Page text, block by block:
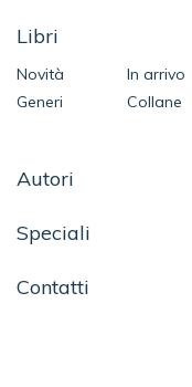
Libri
Novità
In arrivo
Generi
Collane
Autori
Speciali
Contatti